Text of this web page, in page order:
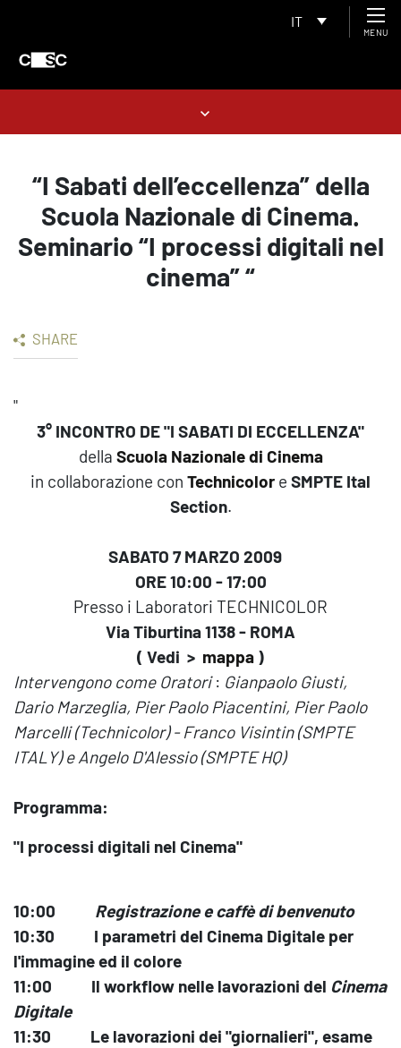
IT
MENU
“I Sabati dell’eccellenza” della
Scuola Nazionale di Cinema.
Seminario “I processi digitali nel
cinema” “
SHARE
"
3° INCONTRO DE "I SABATI DI ECCELLENZA"
della Scuola Nazionale di Cinema
in collaborazione con Technicolor e SMPTE Ital
Section.
SABATO 7 MARZO 2009
ORE 10:00 - 17:00
Presso i Laboratori TECHNICOLOR
Via Tiburtina 1138 - ROMA
( Vedi > mappa )
Intervengono come Oratori: Gianpaolo Giusti,
Dario Marzeglia, Pier Paolo Piacentini, Pier Paolo
Marcelli (Technicolor) - Franco Visintin (SMPTE
ITALY) e Angelo D'Alessio (SMPTE HQ)
Programma:
"I processi digitali nel Cinema"
10:00 Registrazione e caffè di benvenuto
10:30 I parametri del Cinema Digitale per
l'immagine ed il colore
11:00 Il workflow nelle lavorazioni del Cinema
Digitale
11:30 Le lavorazioni dei "giornalieri", esame